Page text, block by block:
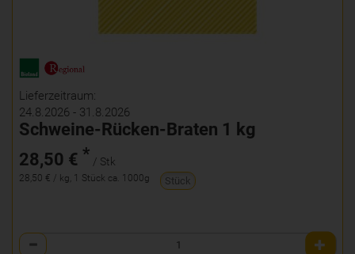
Lieferzeitraum:
24.8.2026 - 31.8.2026
Schweine-Rücken-Braten 1 kg
28,50 € * / Stk
28,50 € / kg, 1 Stück ca. 1000g Stück
Anzahl